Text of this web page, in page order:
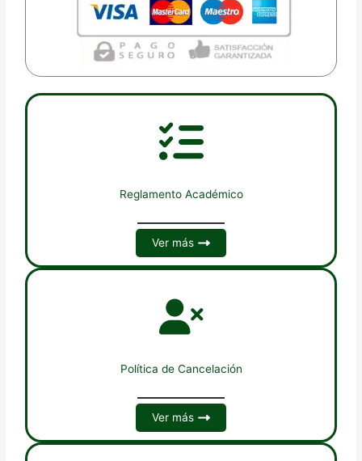
Reglamento Académico
Ver más
Política de Cancelación
Ver más